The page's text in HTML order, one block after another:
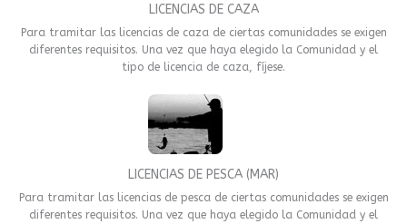
LICENCIAS DE CAZA
Para tramitar las licencias de caza de ciertas comunidades se exigen
diferentes requisitos. Una vez que haya elegido la Comunidad y el
tipo de licencia de caza, fíjese.
LICENCIAS DE PESCA (MAR)
Para tramitar las licencias de pesca de ciertas comunidades se exigen
diferentes requisitos. Una vez que haya elegido la Comunidad y el